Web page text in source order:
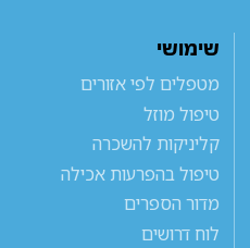
שימושי
מטפלים לפי אזורים
טיפול מוזל
קליניקות להשכרה
טיפול בהפרעות אכילה
מדור הספרים
לוח דרושים